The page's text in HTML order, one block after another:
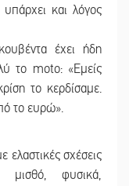
υπάρχει και λόγος
έχει ήδη
το motο: «Εμείς
το κερδίσαμε.
το ευρώ».
ελαστικές σχέσεις
μισθό, φυσικά,